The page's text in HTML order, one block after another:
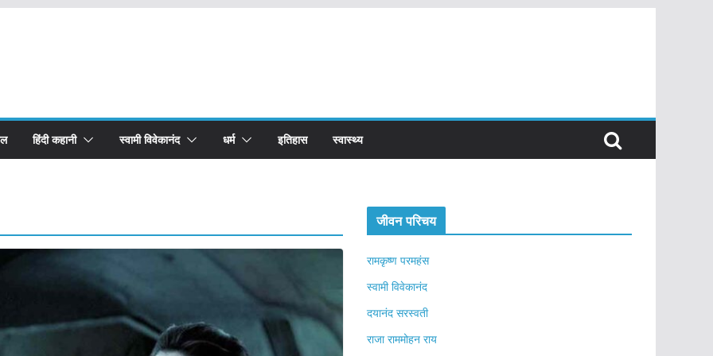
हिंदी कहानी स्वामी विवेकानंद धर्म इतिहास स्वास्थ्य
जीवन परिचय
रामकृष्ण परमहंस
स्वामी विवेकानंद
दयानंद सरस्वती
राजा राममोहन राय